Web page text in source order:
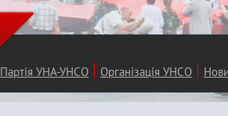
Партія УНА-УНСО Організація УНСО